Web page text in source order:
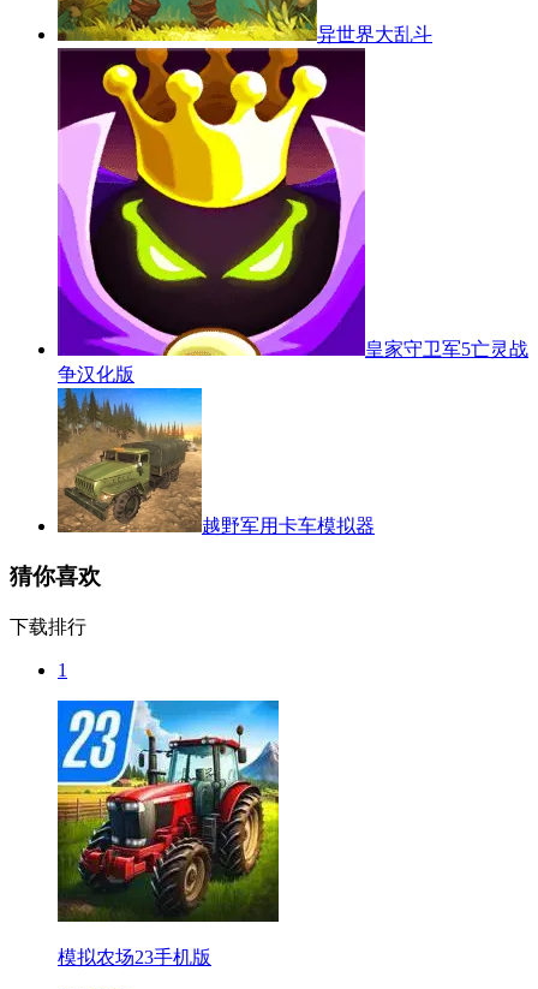
异世界大乱斗
皇家守卫军5亡灵战
争汉化版
越野军用卡车模拟器
猜你喜欢
下载排行
1
模拟农场23手机版